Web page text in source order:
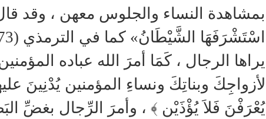
بمشاهدة النساء والجلوس معهن ، وقد
يراها الرجال ، كَمَا أمرَ الله عباده
لأزواجِكَ وبناتِكَ ونساءِ المؤمنين يُدْنِينَ
يُعْرَفْنَ فَلاَ يُؤْذَيْن ﴾ ، وأمرَ الرِّجال بغضِّ